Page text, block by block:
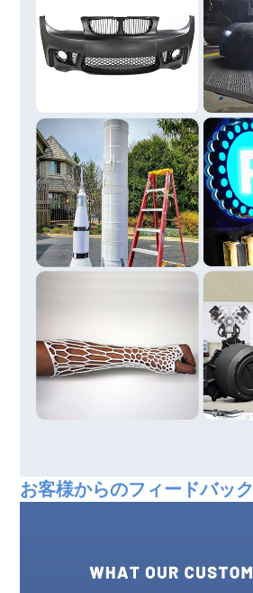
お客様からのフィードバック